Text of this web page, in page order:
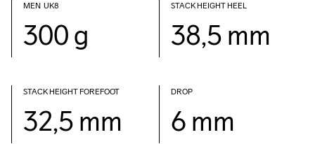
MEN  UK8
300 g
STACK HEIGHT HEEL
38,5 mm
STACK HEIGHT FOREFOOT
32,5 mm
DROP
6 mm